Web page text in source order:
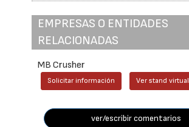
EMPRESAS O ENTIDADES
RELACIONADAS
MB Crusher
Solicitar información Ver stand virtual
ver/escribir comentarios